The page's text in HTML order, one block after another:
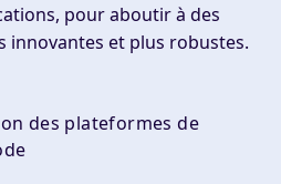
pour aboutir à des
innovantes et plus robustes.
des plateformes de